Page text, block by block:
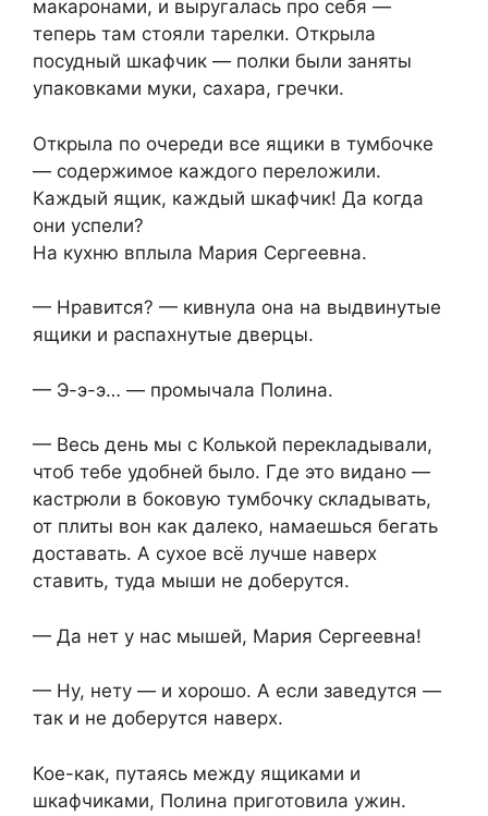
макаронами, и выругалась про себя —
теперь там стояли тарелки. Открыла
посудный шкафчик — полки были заняты
упаковками муки, сахара, гречки.
Открыла по очереди все ящики в тумбочке
— содержимое каждого переложили.
Каждый ящик, каждый шкафчик! Да когда
они успели?
На кухню вплыла Мария Сергеевна.
— Нравится? — кивнула она на выдвинутые
ящики и распахнутые дверцы.
— Э-э-э… — промычала Полина.
— Весь день мы с Колькой перекладывали,
чтоб тебе удобней было. Где это видано —
кастрюли в боковую тумбочку складывать,
от плиты вон как далеко, намаешься бегать
доставать. А сухое всё лучше наверх
ставить, туда мыши не доберутся.
— Да нет у нас мышей, Мария Сергеевна!
— Ну, нету — и хорошо. А если заведутся —
так и не доберутся наверх.
Кое-как, путаясь между ящиками и
шкафчиками, Полина приготовила ужин.